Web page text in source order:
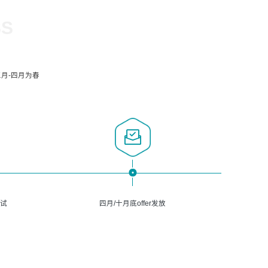
-四月为春
四月/十月底offer发放